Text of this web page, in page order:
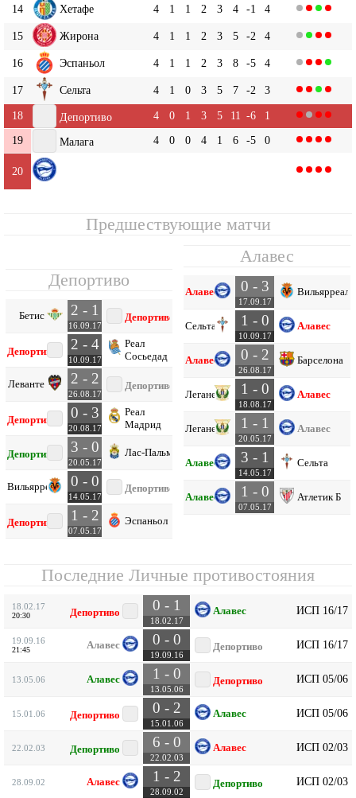
14
Хетафе 4 1 1 2 3 4 -1 4
15 Жирона 4 1 1 2 3 5 -2 4
16 Эспаньол 4 1 1 2 3 8 -5 4
17 Сельта 4 1 0 3 5 7 -2
3
18
Депортиво 4 0 1 3 5 11 -6
1
19
Малага 4 0 0 4 1 6 -5 0
20
Предшествующие матчи
Депортиво
Бетис 2 - 1
16.09.17
Депортиво
Депортиво 2 - 4
10.09.17
Реал
Сосьедад
Леванте 2 - 2
26.08.17
Депортиво
Депортиво 0 - 3
20.08.17
Реал
Мадрид
Депортиво 3 - 0
20.05.17
Лас-Пальмас
Вильярреал 0 - 0
14.05.17
Депортиво
Депортиво 1 - 2
07.05.17
Эспаньол
Алавес
Алавес 0 - 3
17.09.17
Вильярреал
Сельта 1 - 0
10.09.17
Алавес
Алавес 0 - 2
26.08.17
Барселона
Леганес 1 - 0
18.08.17
Алавес
Леганес 1 - 1
20.05.17
Алавес
Алавес 3 - 1
14.05.17
Сельта
Алавес 1 - 0
07.05.17
Атлетик Б
Последние Личные противостояния
18.02.17
20:30 Депортиво 0 - 1
18.02.17
Алавес ИСП 16/17
19.09.16
21:45 Алавес 0 - 0
19.09.16
Депортиво ИСП 16/17
13.05.06 Алавес 1 - 0
13.05.06
Депортиво ИСП 05/06
15.01.06 Депортиво 0 - 2
15.01.06
Алавес ИСП 05/06
22.02.03 Депортиво 6 - 0
22.02.03
Алавес ИСП 02/03
28.09.02 Алавес 1 - 2
28.09.02
Депортиво ИСП 02/03